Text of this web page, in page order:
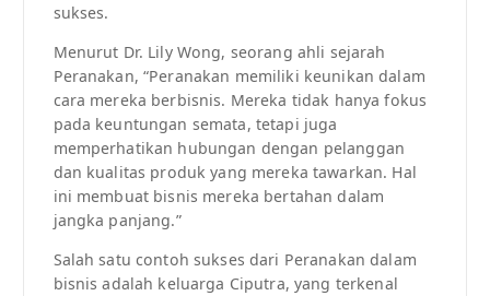
sukses.
Menurut Dr. Lily Wong, seorang ahli sejarah
Peranakan, “Peranakan memiliki keunikan dalam
cara mereka berbisnis. Mereka tidak hanya fokus
pada keuntungan semata, tetapi juga
memperhatikan hubungan dengan pelanggan
dan kualitas produk yang mereka tawarkan. Hal
ini membuat bisnis mereka bertahan dalam
jangka panjang.”
Salah satu contoh sukses dari Peranakan dalam
bisnis adalah keluarga Ciputra, yang terkenal